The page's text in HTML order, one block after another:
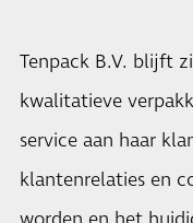
Tenpack B.V. blijft
kwalitatieve
service aan haar
klantenrelaties en